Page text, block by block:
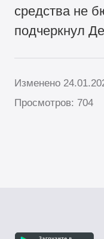
средства не
подчеркнул
Изменено
Просмотров: 704